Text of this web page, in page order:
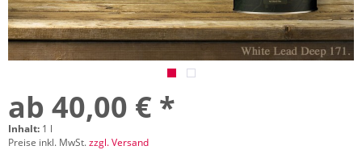
ab 40,00 € *
Inhalt: 1 l
Preise inkl. MwSt.zzgl. Versand